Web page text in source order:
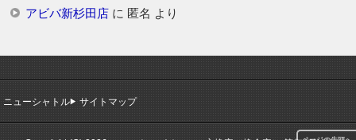
アビバ新杉田店に 匿名 より
ニューシャトル サイトマップ